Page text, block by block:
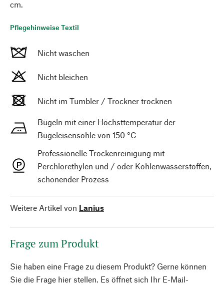
cm.
Pflegehinweise Textil
Nicht waschen
Nicht bleichen
Nicht im Tumbler / Trockner trocknen
Bügeln mit einer Höchsttemperatur der
Bügeleisensohle von 150 °C
Professionelle Trockenreinigung mit
Perchlorethylen und / oder Kohlenwasserstoffen,
schonender Prozess
Weitere Artikel von Lanius
Frage zum Produkt
Sie haben eine Frage zu diesem Produkt? Gerne können
Sie die Frage hier stellen. Es öffnet sich Ihr E-Mail-